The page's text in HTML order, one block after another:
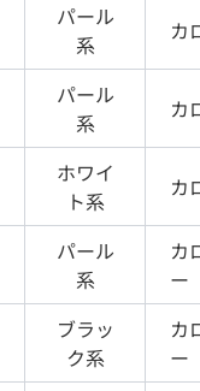
パール
系
カ
パール
系
カ
ホワイ
ト系 カ
パール
系
カ
ー
ブラッ
ク系
カ
ー